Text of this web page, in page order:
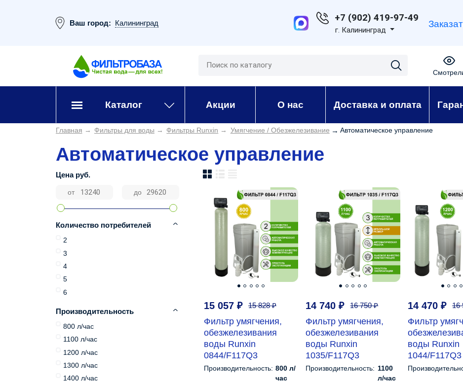
Ваш город: Калининград +7 (902) 419-97-49
г. Калининград
Каталог Акции О нас Доставка и оплата
Главная → Фильтры для воды → Фильтры Runxin → Умягчение / Обезжелезивание → Автоматическое управление
Автоматическое управление
Цена руб.
от до
Количество потребителей
2
3
4
5
6
Производительность
800 л/час
1100 л/час
1200 л/час
1300 л/час
1400 л/час
15 057 ₽ 15 828₽
Фильтр умягчения,
обезжелезивания
воды Runxin
0844/F117Q3
Производительность: 800 л/
час
14 740₽ 16 750₽
Фильтр умягчения,
обезжелезивания
воды Runxin
1035/F117Q3
Производительность: 1100
л/час
14 470 ₽ 16
Фильтр
воды Runxin
1044/F117Q3